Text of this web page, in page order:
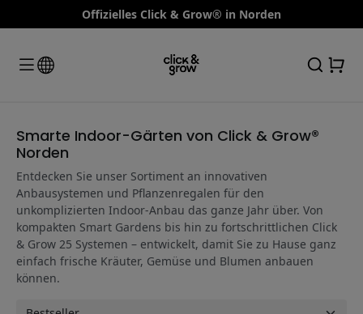
Offizielles Click & Grow® in Norden
Smarte Indoor-Gärten von Click & Grow®
Norden
Entdecken Sie unser Sortiment an innovativen
Anbausystemen und Pflanzenregalen für den
unkomplizierten Indoor-Anbau das ganze Jahr über. Von
kompakten Smart Gardens bis hin zu fortschrittlichen Click
& Grow 25 Systemen – entwickelt, damit Sie zu Hause ganz
einfach frische Kräuter, Gemüse und Blumen anbauen
können.